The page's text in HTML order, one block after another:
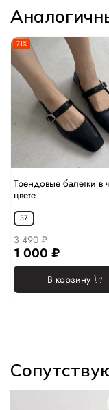
-71%
Трендовые балетки в
цвете
37
3 490 ₽
1 000 ₽
В корзину